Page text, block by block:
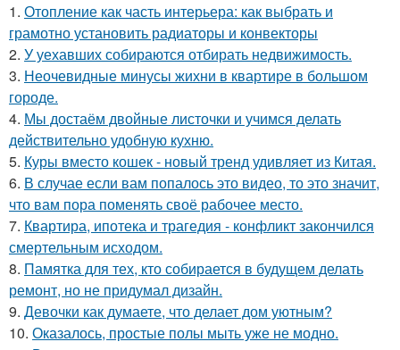
1. Отопление как часть интерьера: как выбрать и
грамотно установить радиаторы и конвекторы
2. У уехавших собираются отбирать недвижимость.
3. Неочевидные минусы жихни в квартире в большом
городе.
4. Мы достаём двойные листочки и учимся делать
действительно удобную кухню.
5. Куры вместо кошек - новый тренд удивляет из Китая.
6. В случае если вам попалось это видео, то это значит,
что вам пора поменять своё рабочее место.
7. Квартира, ипотека и трагедия - конфликт закончился
смертельным исходом.
8. Памятка для тех, кто собирается в будущем делать
ремонт, но не придумал дизайн.
9. Девочки как думаете, что делает дом уютным?
10. Оказалось, простые полы мыть уже не модно.